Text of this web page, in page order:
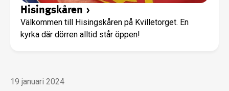
Hisingskåren ›
Välkommen till Hisingskåren på Kvilletorget. En
kyrka där dörren alltid står öppen!
19 januari 2024